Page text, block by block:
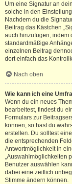
Um eine Signatur an
solche in den
Nachdem du die
Beitrag das Kästchen
auch hinzufügen, indem
standardmäßige
einzelnen Beitrag
dort einfach das
Nach oben
Wie kann ich eine
Wenn du ein neues
bearbeitest, findest du
Formulars zur
können, so hast du
erstellen. Du solltest
die entsprechenden
Antwortmöglichkeit in
„Auswahlmöglichkeiten
Benutzer auswählen
dabei eine zeitlich
Stimme ändern können.